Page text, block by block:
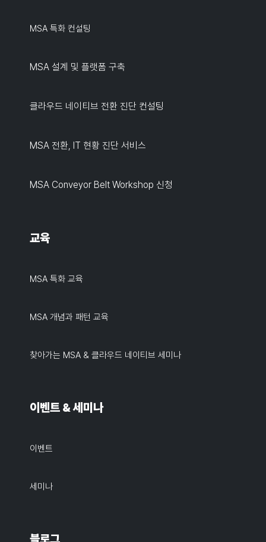
MSA 특화 컨설팅
MSA 설계 및 플랫폼 구축
클라우드 네이티브 전환 진단 컨설팅
MSA 전환, IT 현황 진단 서비스
MSA Conveyor Belt Workshop 신청
교육
MSA 특화 교육
MSA 개념과 패턴 교육
찾아가는 MSA & 클라우드 네이티브 세미나
이벤트 & 세미나
이벤트
세미나
블로그